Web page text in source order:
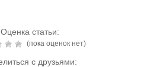
Оценка статьи:
(пока оценок нет)
с друзьями: